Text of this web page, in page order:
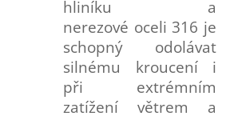
hliníku a
nerezové oceli 316 je
schopný odolávat
silnému kroucení i
při extrémním
zatížení větrem a